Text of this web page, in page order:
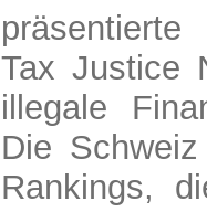
Tax Justice
illegale
Die
Rankings,